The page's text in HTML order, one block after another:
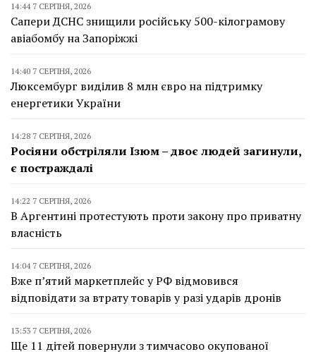
14:44 7 СЕРПНЯ, 2026
Сапери ДСНС знищили російську 500-кілограмову
авіабомбу на Запоріжжі
14:40 7 СЕРПНЯ, 2026
Люксембург виділив 8 млн євро на підтримку
енергетики України
14:28 7 СЕРПНЯ, 2026
Росіяни обстріляли Ізюм – двоє людей загинули,
є постраждалі
14:22 7 СЕРПНЯ, 2026
В Аргентині протестують проти закону про приватну
власність
14:04 7 СЕРПНЯ, 2026
Вже п’ятий маркетплейс у РФ відмовився
відповідати за втрату товарів у разі ударів дронів
13:53 7 СЕРПНЯ, 2026
Ще 11 дітей повернули з тимчасово окупованої